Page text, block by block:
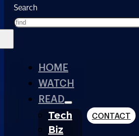
Search
HOME
WATCH
READ
Tech
Biz
CONTACT